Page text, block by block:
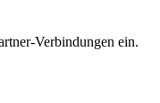
Verbindungen ein.